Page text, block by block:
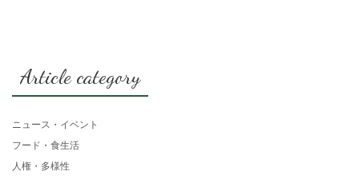
Article category
ニュース・イベント
フード・食生活
人権・多様性